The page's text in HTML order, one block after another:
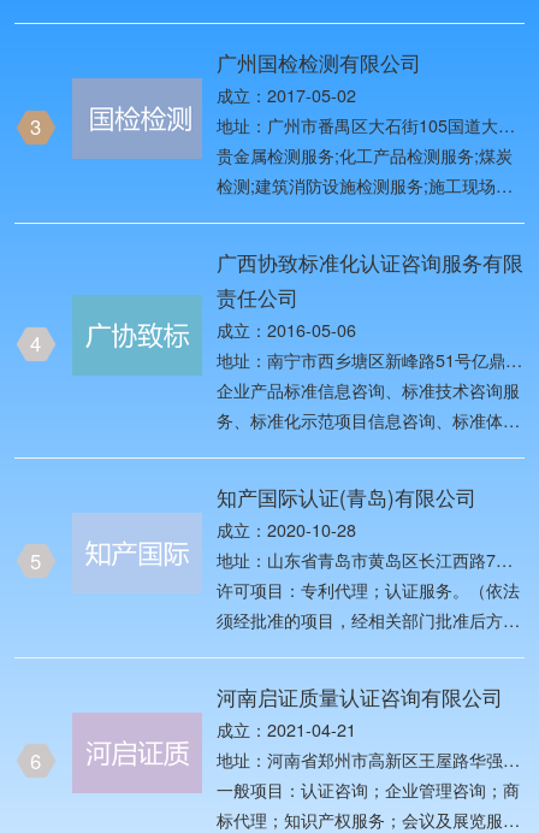
（CQC）与原中国检验认证集团
（CCIC）等机构进行重组改革，以做优
做强CQC和CCIC两个品牌 。
3
广州国检检测有限公司
成立：2017-05-02
地址：广州市番禺区大石街105国道大石
段586、588号三层326
贵金属检测服务;化工产品检测服务;煤炭
检测;建筑消防设施检测服务;施工现场质
仪器制造;船舶自动化、检测、监控系统
制造;桩基检测服务;消防检测技术研究、
开发;珠宝玉石检测服务;电气机械检测服
务;无线通信网络系统性能检测服务;代办
燃气钢瓶检测服务;室内环境检测;实验室
检测（涉及许可项目的需取得许可后方可
从事经营）;燃气特性检测;燃气用具检测;
针织品、纺织品、服装的检测;皮革检测
服务;箱包检测服务;雷电防护装置检测;管
理体系认证（具体
4
广西协致标准化认证咨询服务有限
责任公司
成立：2016-05-06
地址：南宁市西乡塘区新峰路51号亿鼎安
吉商业广场4号楼十九层1901号办公室
企业产品标准信息咨询、标准技术咨询服
务、标准化示范项目信息咨询、标准体系
后方可开展经营活动。）
5
知产国际认证(青岛)有限公司
成立：2020-10-28
地址：山东省青岛市黄岛区长江西路7号
唐宁国际1005国际知产认证中心
许可项目：专利代理；认证服务。（依法
须经批准的项目，经相关部门批准后方可
证咨询；知识产权服务；商标代理；版权
代理；税务服务；法律咨询（不包括律师
事务所业务）。（除依法须经批准的项目
外，凭营业执照依法自主开展经营活动）
6
河南启证质量认证咨询有限公司
成立：2021-04-21
地址：河南省郑州市高新区王屋路华强云
瓴40层4021、4022号
一般项目：认证咨询；企业管理咨询；商
标代理；知识产权服务；会议及展览服